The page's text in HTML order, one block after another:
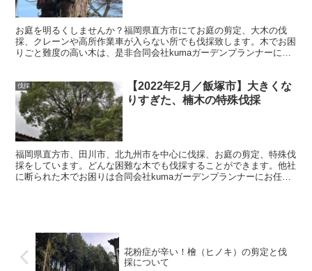
お庭を明るくしませんか？福岡県直方市にてお庭の剪定、大木の伐
採、クレーンや高所作業車が入らない所でも伐採致します。木でお困
りごと難度の高い木は、是非合同会社kumaガーデンプランナーにお
伐採
【2022年2月／飯塚市】大きくな
りすぎた、楠木の特殊伐採
福岡県直方市、田川市、北九州市を中心に伐採、お庭の剪定、特殊伐
採をしています。どんな困難な木でも伐採することができます。他社
に断られた木でお困りは合同会社kumaガーデンプランナーにお任せ
花粉症が辛い！檜（ヒノキ）の剪定と伐
採について